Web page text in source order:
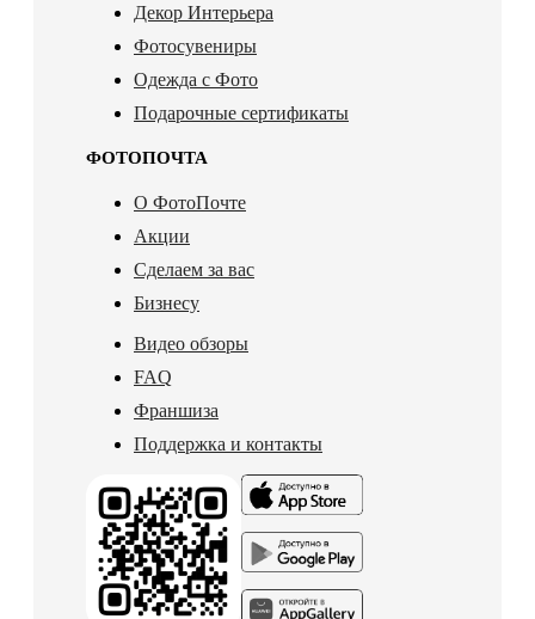
Декор Интерьера
Фотосувениры
Одежда с Фото
Подарочные сертификаты
ФОТОПОЧТА
О ФотоПочте
Акции
Сделаем за вас
Бизнесу
Видео обзоры
FAQ
Франшиза
Поддержка и контакты